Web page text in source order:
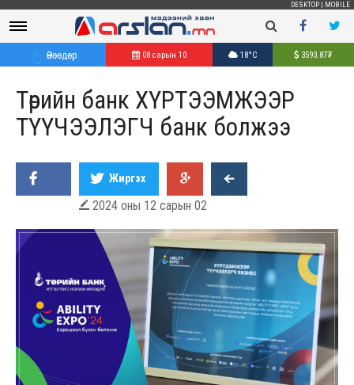
DESKTOP MOBILE
Өнөөдөр 08 сарын 10 18°C 3593.87₮
Төрийн банк ХҮРТЭЭМЖЭЭР
ТҮҮЧЭЭЛЭГЧ банк болжээ
Жиргэх
 2024 оны 12 сарын 02